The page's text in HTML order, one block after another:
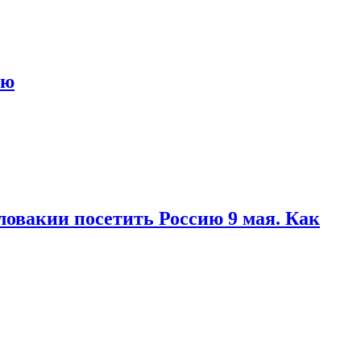
посетить Россию 9 мая. Как